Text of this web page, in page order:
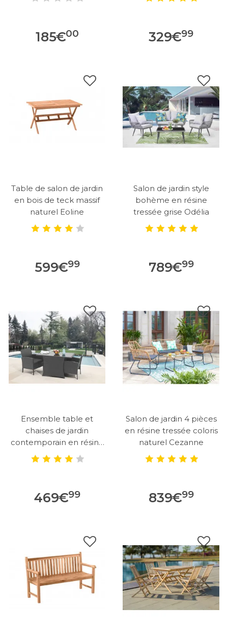
185€00 329€99
Table de salon de jardin
en bois de teck massif
naturel Eoline
599€99
Salon de jardin style
bohème en résine
tressée grise Odélia
789€99
Ensemble table et
chaises de jardin
contemporain en résine
tressée noire...
469€99
Salon de jardin 4 pièces
en résine tressée coloris
naturel Cezanne
839€99